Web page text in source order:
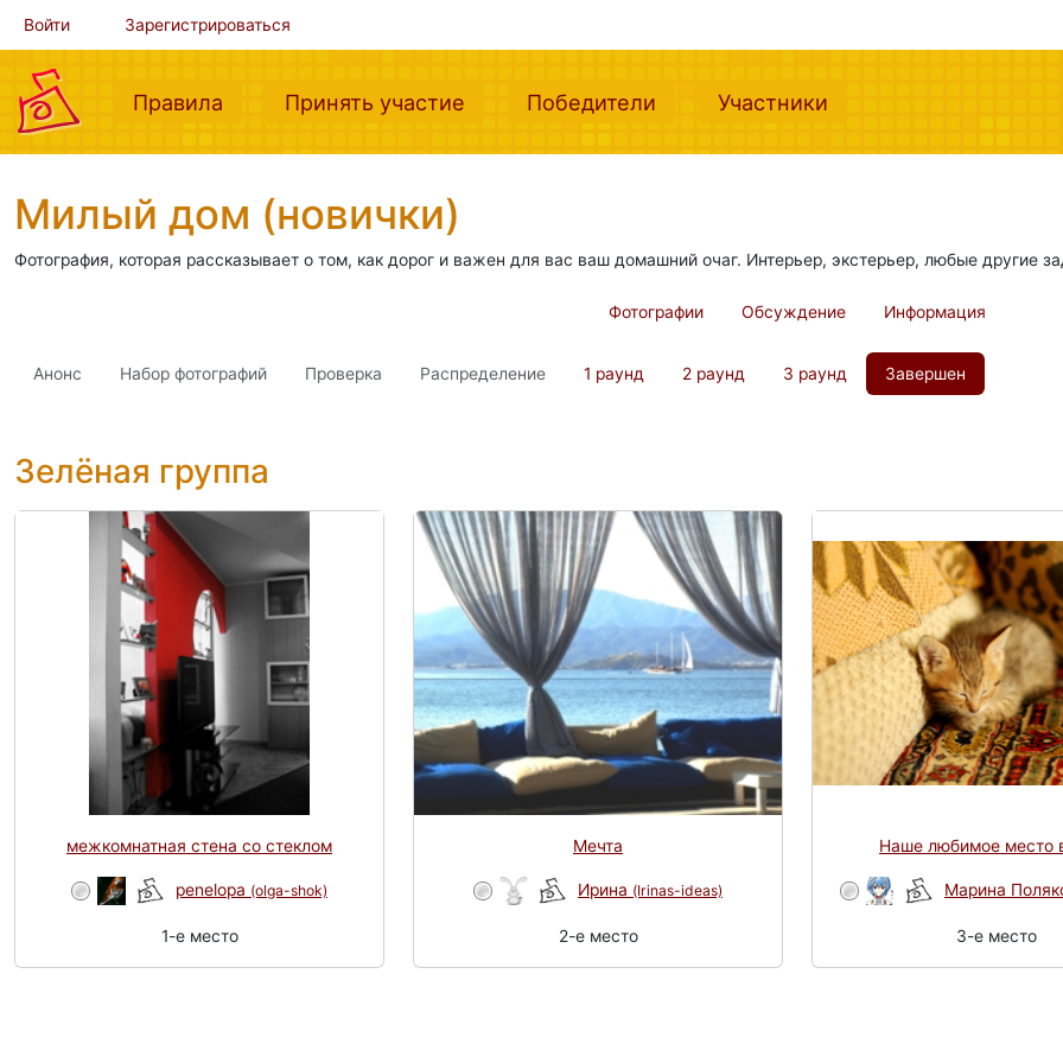
Войти Зарегистрироваться
Правила (current)Принять участие (current)Победители (current)Участники
Милый дом (новички)
Фотография, которая рассказывает о том, как дорог и важен для вас ваш домашний очаг. Интерьер, экстерьер, любые другие
Фотографии Обсуждение Информация
Анонс Набор фотографий Проверка Распределение 1 раунд 2 раунд 3 раунд Завершен
Зелёная группа
межкомнатная стена со стеклом
penelopa (olga-shok)
1-e место
Мечта
Ирина (Irinas-ideas)
2-e место
Наше любимое место
Марина
3-e место